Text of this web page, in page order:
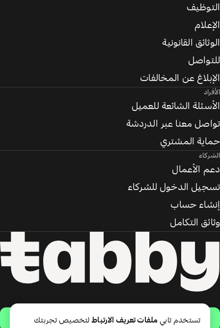
حمّل التطبيق
التوظيف
الإعلام
الوثائق القانونية
للتواصل
الإبلاغ عن المخالفات
الأفراد
الأسئلة الشائعة للعميل
تواصل معنا عبر الدردشة
حماية المشتري
الشركاء
دعم الأعمال
تسجيل الدخول للشركاء
إنشاء حساب
وثائق التكامل
تستخدم تابي ملفات تعريف الارتباطلتخصيص تجربتك